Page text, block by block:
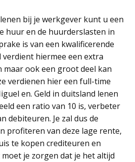
bij je werkgever kunt u een
huur en de huurderslasten in
is van een kwalificerende
verdient hiermee een extra
maar ook een groot deel kan
verdienen hier een full-time
en. Geld in duitsland lenen
een ratio van 10 is, verbeter
debiteuren. Je zal dus de
profiteren van deze lage rente,
te kopen crediteuren en
je zorgen dat je het altijd